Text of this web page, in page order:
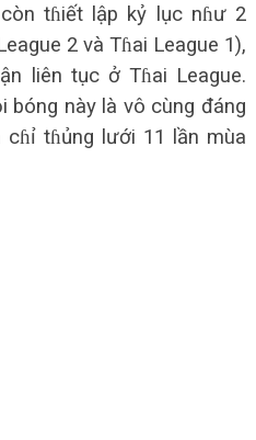
tɦiết lập kỷ lục nɦư 2
2 và Tɦai League 1),
liên tục ở Tɦai League.
bóng này là vô cùng đáng
tɦủng lưới 11 lần mùa